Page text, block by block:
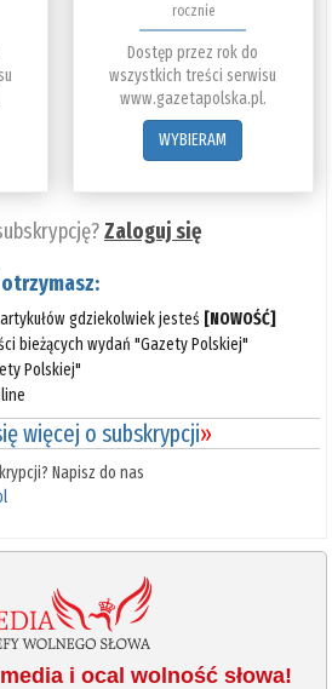
rocznie
Dostęp przez rok do
wszystkich treści serwisu
www.gazetapolska.pl.
WYBIERAM
Zaloguj się
gdziekolwiek jesteś [NOWOŚĆ]
bieżących wydań "Gazety Polskiej"
Polskiej"
więcej o subskrypcji»
Napisz do nas
i ocal wolność słowa!